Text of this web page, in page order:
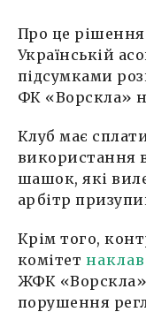
Про це
Українській
підсумками
ФК «Ворскла»
Клуб має
використання
шашок, які
арбітр
Крім того,
комітет наклав
ЖФК «Ворскла».
порушення